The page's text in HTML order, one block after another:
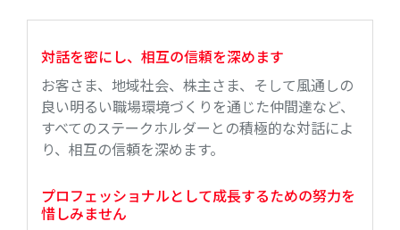
対話を密にし、相互の信頼を深めます
お客さま、地域社会、株主さま、そして風通しの
良い明るい職場環境づくりを通じた仲間達など、
すべてのステークホルダーとの積極的な対話によ
り、相互の信頼を深めます。
プロフェッショナルとして成長するための努力を
惜しみません